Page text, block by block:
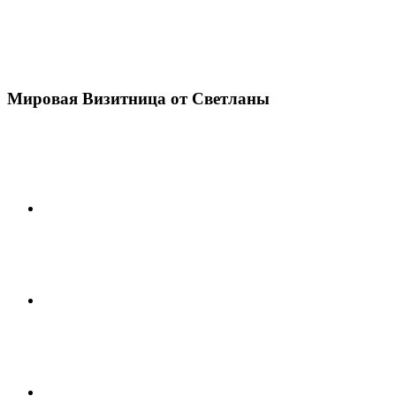
Мировая Визитница от Светланы